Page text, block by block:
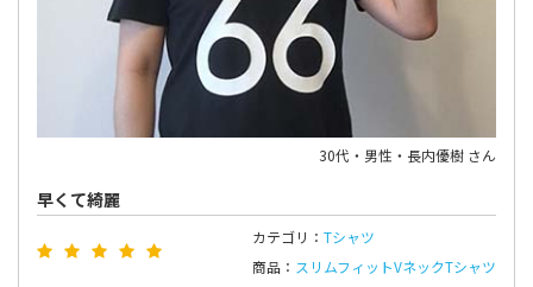
30代・男性・長内優樹 さん
早くて綺麗
カテゴリ： Tシャツ
商品： スリムフィットVネックTシャツ